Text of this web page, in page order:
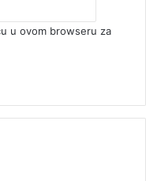
u ovom browseru za